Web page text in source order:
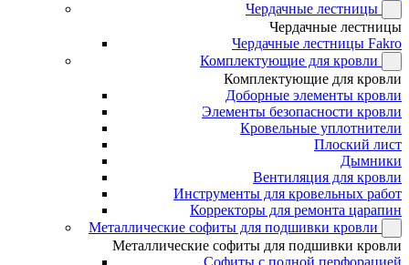
Чердачные лестницы
Чердачные лестницы
Чердачные лестницы Fakro
Комплектующие для кровли
Комплектующие для кровли
Доборные элементы кровли
Элементы безопасности кровли
Кровельные уплотнители
Плоский лист
Дымники
Вентиляция для кровли
Инструменты для кровельных работ
Корректоры для ремонта царапин
Металлические софиты для подшивки кровли
Металлические софиты для подшивки кровли
Софиты с полной перфорацией